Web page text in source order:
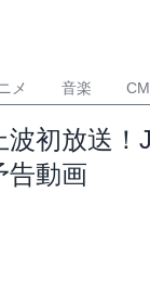
メ 音楽 CM
波初放送
告動画